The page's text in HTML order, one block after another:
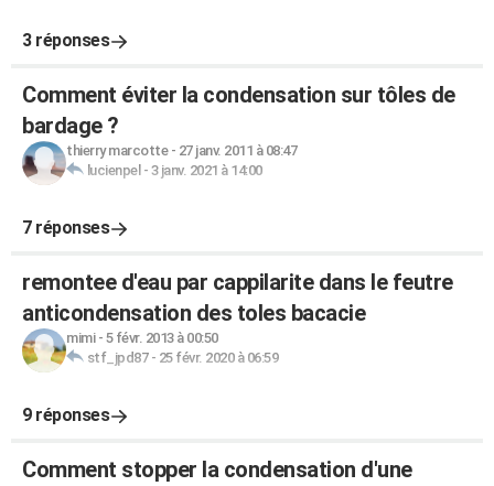
3 réponses
Comment éviter la condensation sur tôles de
bardage ?
thierry marcotte- 27 janv. 2011 à 08:47
lucienpel - 3 janv. 2021 à 14:00
7 réponses
remontee d'eau par cappilarite dans le feutre
anticondensation des toles bacacie
mimi- 5 févr. 2013 à 00:50
stf_jpd87- 25 févr. 2020 à 06:59
9 réponses
Comment stopper la condensation d'une